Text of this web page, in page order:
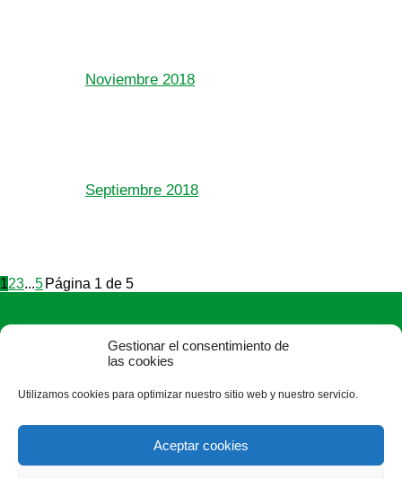
Gestionar el consentimiento de
las cookies
Utilizamos cookies para optimizar nuestro sitio web y nuestro servicio.
Aceptar cookies
Noviembre 2018
Septiembre 2018
123...5 Página 1 de 5
ASAJA León - Jóvenes Agricultores
Paseo Salamanca, 1 bajo - 24009 León - España · Tel.: +34
987 24 52 31 · Fax: +34 987 87 60 12 ·